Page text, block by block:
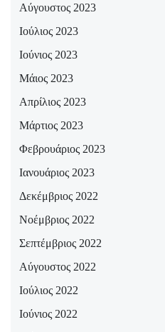
Αύγουστος 2023
Ιούλιος 2023
Ιούνιος 2023
Μάιος 2023
Απρίλιος 2023
Μάρτιος 2023
Φεβρουάριος 2023
Ιανουάριος 2023
Δεκέμβριος 2022
Νοέμβριος 2022
Σεπτέμβριος 2022
Αύγουστος 2022
Ιούλιος 2022
Ιούνιος 2022